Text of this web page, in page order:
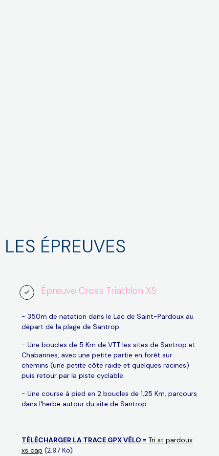
LES ÉPREUVES
Épreuve Cross Triathlon XS
- 350m de natation dans le Lac de Saint-Pardoux au
départ de la plage de Santrop.
- Une boucles de 5 Km de VTT les sites de Santrop et
Chabannes, avec une petite partie en forêt sur
chemins (une petite côte raide et quelques racines)
puis retour par la piste cyclable.
- Une course à pied en 2 boucles de 1,25 Km, parcours
dans l'herbe autour du site de Santrop
TÉLÉCHARGER LA TRACE GPX VÉLO = Tri st pardoux
xs cap (2.97 Ko)